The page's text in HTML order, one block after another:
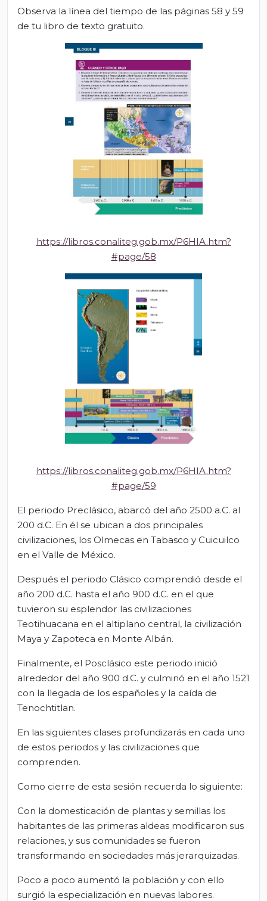
Observa la línea del tiempo de las páginas 58 y 59
de tu libro de texto gratuito.
https://libros.conaliteg.gob.mx/P6HIA.htm?
#page/58
https://libros.conaliteg.gob.mx/P6HIA.htm?
#page/59
El periodo Preclásico, abarcó del año 2500 a.C. al
200 d.C. En él se ubican a dos principales
civilizaciones, los Olmecas en Tabasco y Cuicuilco
en el Valle de México.
Después el periodo Clásico comprendió desde el
año 200 d.C. hasta el año 900 d.C. en el que
tuvieron su esplendor las civilizaciones
Teotihuacana en el altiplano central, la civilización
Maya y Zapoteca en Monte Albán.
Finalmente, el Posclásico este periodo inició
alrededor del año 900 d.C. y culminó en el año 1521
con la llegada de los españoles y la caída de
Tenochtitlan.
En las siguientes clases profundizarás en cada uno
de estos periodos y las civilizaciones que
comprenden.
Como cierre de esta sesión recuerda lo siguiente:
Con la domesticación de plantas y semillas los
habitantes de las primeras aldeas modificaron sus
relaciones, y sus comunidades se fueron
transformando en sociedades más jerarquizadas.
Poco a poco aumentó la población y con ello
surgió la especialización en nuevas labores.